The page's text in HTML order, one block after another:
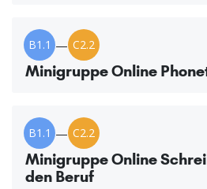
B1.1 — C2.2
Minigruppe Online
B1.1 — C2.2
Minigruppe Online
den Beruf